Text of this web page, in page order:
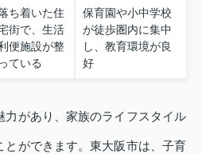
ち着いた住
街で、生活
便施設が整
っている
保育園や小中学校
が徒歩圏内に集中
し、教育環境が良
好
力があり、家族のライフスタイル
とができます。東大阪市は、子育